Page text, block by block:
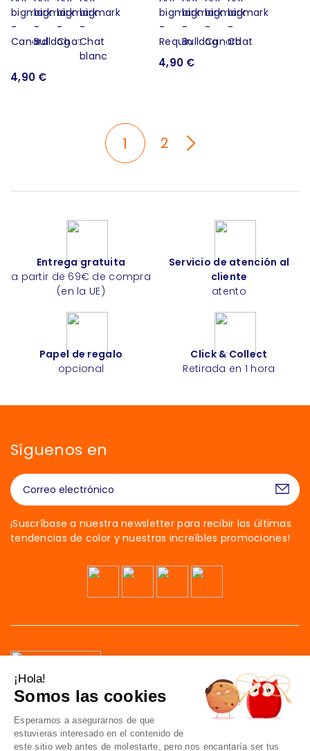
4,90 €
4,90 €
1 2
Entrega gratuita
a partir de 69€ de compra
(en la UE)
Servicio de atención al
cliente
atento
Papel de regalo
opcional
Click & Collect
Retirada en 1 hora
Síguenos en
¡Suscríbase a nuestra newsletter para recibir las últimas
tendencias de color y nuestras increíbles promociones!
92700 Colombes
Francia
¡Hola!
Somos las cookies
Esperamos a asegurarnos de que
estuvieras interesado en el contenido de
este sitio web antes de molestarte, pero nos encantaría ser tus